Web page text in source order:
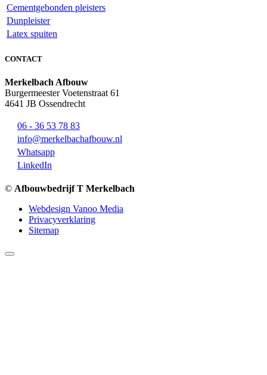
Cementgebonden pleisters
Dunpleister
Latex spuiten
CONTACT
Merkelbach Afbouw
Burgermeester Voetenstraat 61
4641 JB Ossendrecht
06 - 36 53 78 83
info@merkelbachafbouw.nl
Whatsapp
LinkedIn
© Afbouwbedrijf T Merkelbach
Webdesign Vanoo Media
Privacyverklaring
Sitemap